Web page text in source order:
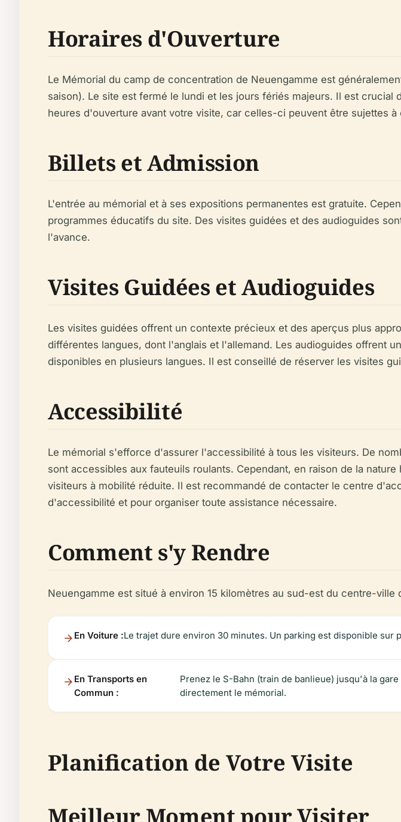
Horaires d'Ouverture
Le Mémorial du camp de concentration de Neuengamme est
saison). Le site est fermé le lundi et les jours fériés majeurs. Il est
heures d'ouverture avant votre visite, car celles-ci peuvent être sujettes à
Billets et Admission
L'entrée au mémorial et à ses expositions permanentes est gratuite.
programmes éducatifs du site. Des visites guidées et des audioguides
l'avance.
Visites Guidées et Audioguides
Les visites guidées offrent un contexte précieux et des aperçus plus
différentes langues, dont l'anglais et l'allemand. Les audioguides offrent
disponibles en plusieurs langues. Il est conseillé de réserver les visites
Accessibilité
Le mémorial s'efforce d'assurer l'accessibilité à tous les visiteurs. De
sont accessibles aux fauteuils roulants. Cependant, en raison de la
visiteurs à mobilité réduite. Il est recommandé de contacter le centre
d'accessibilité et pour organiser toute assistance nécessaire.
Comment s'y Rendre
Neuengamme est situé à environ 15 kilomètres au sud-est du centre-ville
En Voiture :Le trajet dure environ 30 minutes. Un parking est disponible sur
En Transports en
Commun :
Prenez le S-Bahn (train de banlieue) jusqu'à la
directement le mémorial.
Planification de Votre Visite